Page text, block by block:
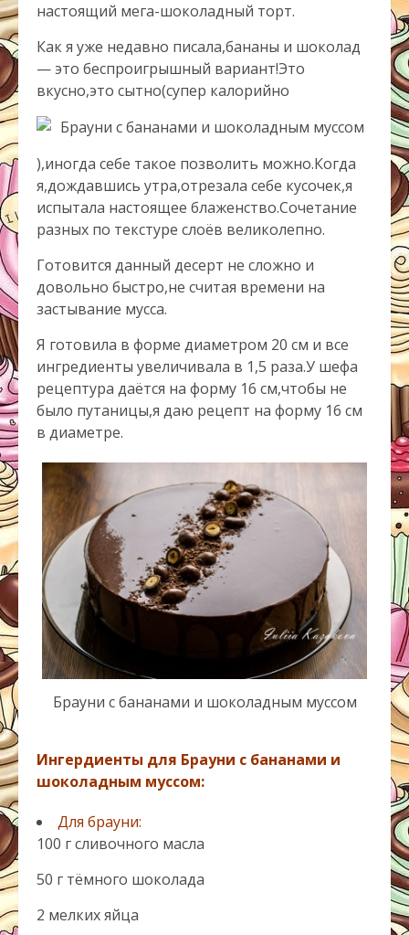
настоящий мега-шоколадный торт.
Как я уже недавно писала,бананы и шоколад
— это беспроигрышный вариант!Это
вкусно,это сытно(супер калорийно
),иногда себе такое позволить можно.Когда
я,дождавшись утра,отрезала себе кусочек,я
испытала настоящее блаженство.Сочетание
разных по текстуре слоёв великолепно.
Готовится данный десерт не сложно и
довольно быстро,не считая времени на
застывание мусса.
Я готовила в форме диаметром 20 см и все
ингредиенты увеличивала в 1,5 раза.У шефа
рецептура даётся на форму 16 см,чтобы не
было путаницы,я даю рецепт на форму 16 см
в диаметре.
Брауни с бананами и шоколадным муссом
Ингердиенты для Брауни с бананами и
шоколадным муссом:
Для брауни:
100 г сливочного масла
50 г тёмного шоколада
2 мелких яйца